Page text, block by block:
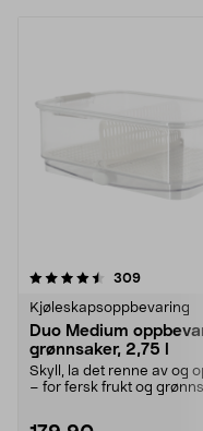
309
Kjøleskapsoppbevaring
Duo Medium
grønnsaker, 2,75 l
Skyll, la det renne av og
– for fersk frukt og